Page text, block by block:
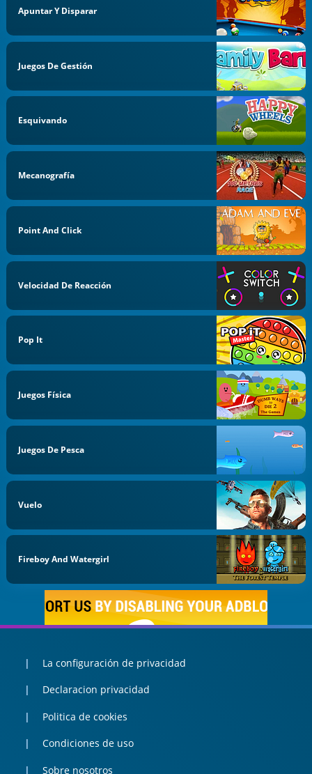
Apuntar Y Disparar
Juegos De Gestión
Esquivando
Mecanografía
Point And Click
Velocidad De Reacción
Pop It
Juegos Física
Juegos De Pesca
Vuelo
Fireboy And Watergirl
La configuración de privacidad
Declaracion privacidad
Politica de cookies
Condiciones de uso
Sobre nosotros